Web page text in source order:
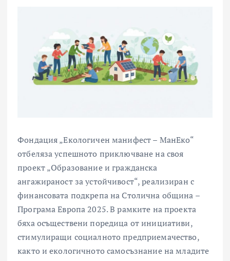
Фондация „Екологичен манифест – МанЕко“
отбеляза успешното приключване на своя
проект „Образование и гражданска
ангажираност за устойчивост“, реализиран с
финансовата подкрепа на Столична община –
Програма Европа 2025. В рамките на проекта
бяха осъществени поредица от инициативи,
стимулиращи социалното предприемачество,
както и екологичното самосъзнание на младите